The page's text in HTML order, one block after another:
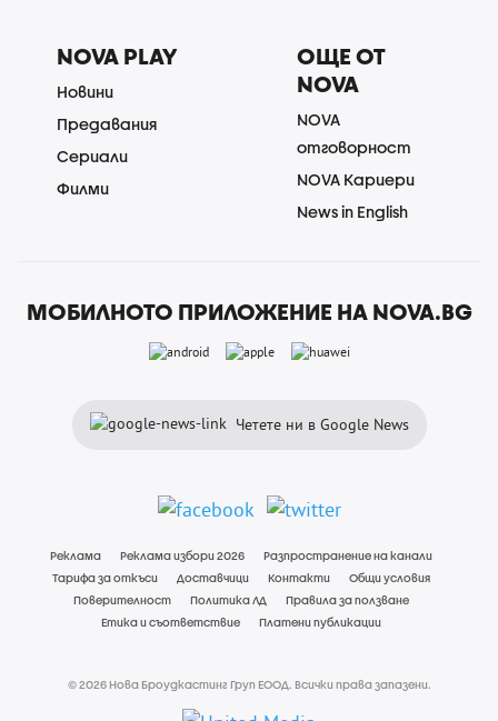
NOVA PLAY
Новини
Предавания
Сериали
Филми
ОЩЕ ОТ
NOVA
NOVA
отговорност
NOVA Кариери
News in English
МОБИЛНОТО ПРИЛОЖЕНИЕ НА NOVA.BG
Четете ни в Google News
Реклама Реклама избори 2026
Разпространение на канали
Тарифа за откъси
Доставчици Контакти
Общи условия
Поверителност
Политика ЛД
Правила за ползване
Етика и съответствие
Платени публикации
© 2026 Нова Броудкастинг Груп ЕООД. Всички права запазени.